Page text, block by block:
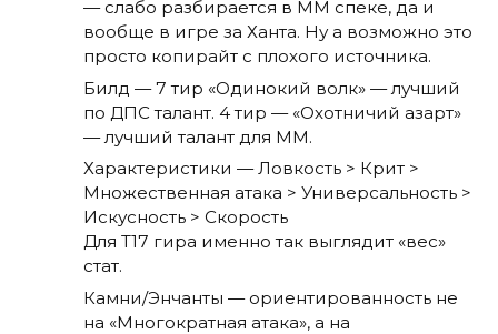
— слабо разбирается в ММ спеке, да и
вообще в игре за Ханта. Ну а возможно это
просто копирайт с плохого источника.
Билд — 7 тир «Одинокий волк» — лучший
по ДПС талант. 4 тир — «Охотничий азарт»
— лучший талант для ММ.
Характеристики — Ловкость > Крит >
Множественная атака > Универсальность >
Искусность > Скорость
Для Т17 гира именно так выглядит «вес»
стат.
Камни/Энчанты — ориентированность не
на «Многократная атака», а на